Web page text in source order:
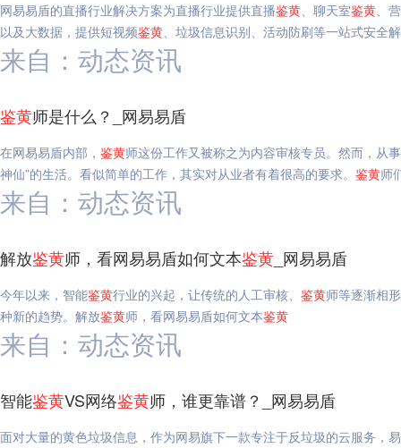
网易易盾的直播行业解决方案为直播行业提供直播鉴黄、聊天室鉴黄、
以及大数据，提供短视频鉴黄、垃圾信息识别、活动防刷等一站式安全
来自：动态资讯
鉴黄师是什么？_网易易盾
在网易易盾内部， 鉴黄师这份工作又被称之为内容审核专员。然而，从
神仙”的生活。看似简单的工作，其实对从业者有着很高的要求。 鉴黄师
来自：动态资讯
解放鉴黄师，看网易易盾如何文本鉴黄 _网易易盾
今年以来，智能鉴黄行业的兴起，让传统的人工审核、 鉴黄师等逐渐相
种新的趋势。解放鉴黄师，看网易易盾如何文本鉴黄
来自：动态资讯
智能鉴黄VS网络鉴黄师，谁更靠谱？_网易易盾
面对大量的黄色垃圾信息，作为网易旗下一款专注于反垃圾的云服务，